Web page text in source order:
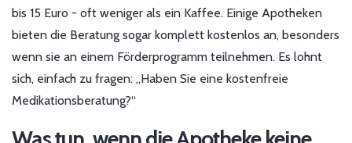
bis 15 Euro - oft weniger als ein Kaffee. Einige Apotheken
bieten die Beratung sogar komplett kostenlos an, besonders
wenn sie an einem Förderprogramm teilnehmen. Es lohnt
sich, einfach zu fragen: „Haben Sie eine kostenfreie
Medikationsberatung?“